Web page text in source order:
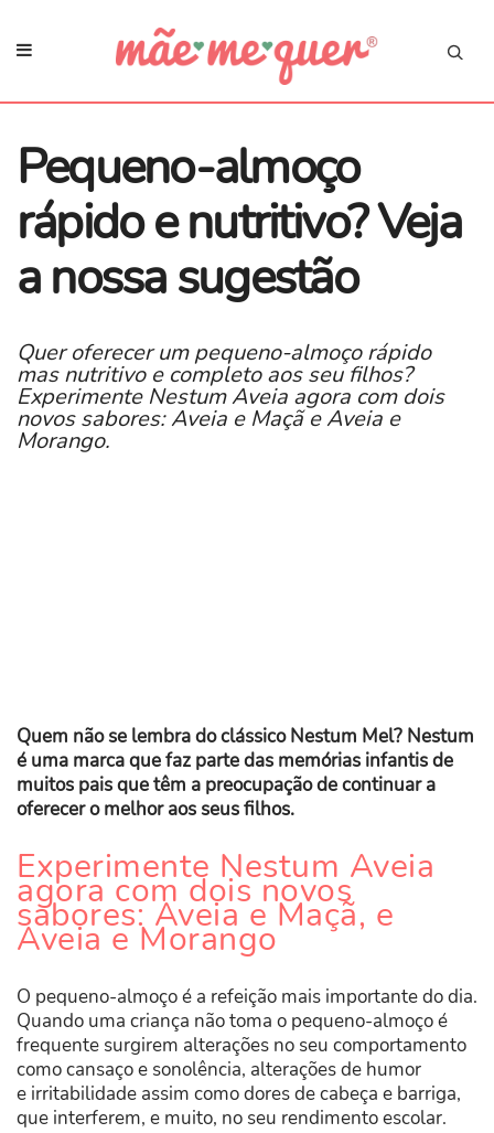
Pequeno-almoço
rápido e nutritivo? Veja
a nossa sugestão
Quer oferecer um pequeno-almoço rápido
mas nutritivo e completo aos seu filhos?
Experimente Nestum Aveia agora com dois
novos sabores: Aveia e Maçã e Aveia e
Morango.
Quem não se lembra do clássico Nestum Mel? Nestum
é uma marca que faz parte das memórias infantis de
muitos pais que têm a preocupação de continuar a
oferecer o melhor aos seus filhos.
Experimente Nestum Aveia
agora com dois novos
sabores: Aveia e Maçã, e
Aveia e Morango
O pequeno-almoço é a refeição mais importante do dia.
Quando uma criança não toma o pequeno-almoço é
frequente surgirem alterações no seu comportamento
como cansaço e sonolência, alterações de humor
e irritabilidade assim como dores de cabeça e barriga,
que interferem, e muito, no seu rendimento escolar.